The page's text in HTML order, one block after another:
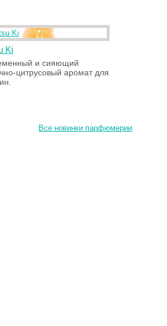
Ki
и сияющий
цитрусовый аромат для
Все новинки парфюмерии